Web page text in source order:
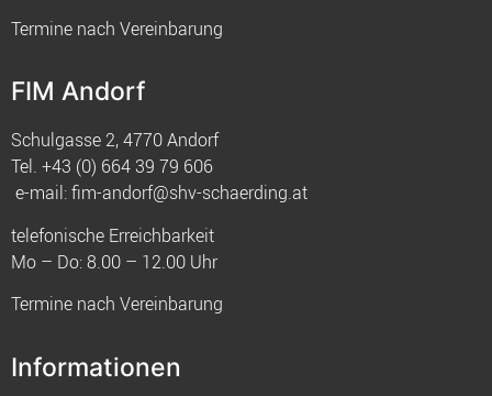
Termine nach Vereinbarung
FIM Andorf
Schulgasse 2, 4770 Andorf
Tel. +43 (0) 664 39 79 606
e-mail:fim-andorf@shv-schaerding.at
telefonische Erreichbarkeit
Mo – Do: 8.00 – 12.00 Uhr
Termine nach Vereinbarung
Informationen